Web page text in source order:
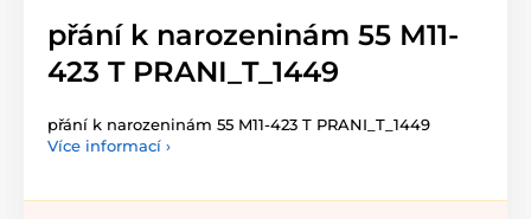
přání k narozeninám 55 M11-
423 T PRANI_T_1449
přání k narozeninám 55 M11-423 T PRANI_T_1449
Více informací ›